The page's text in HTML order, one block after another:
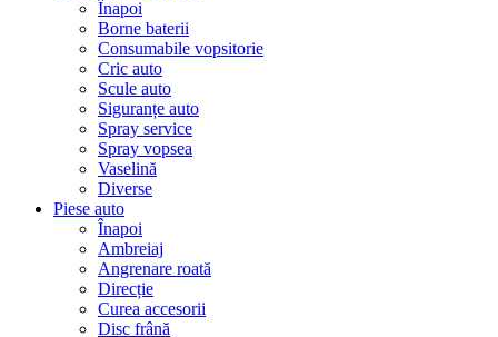
Înapoi
Borne baterii
Consumabile vopsitorie
Cric auto
Scule auto
Siguranțe auto
Spray service
Spray vopsea
Vaselină
Diverse
Piese auto
Înapoi
Ambreiaj
Angrenare roată
Direcție
Curea accesorii
Disc frână